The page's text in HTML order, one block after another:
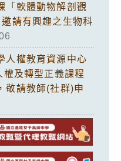
「軟體動物解剖觀
請有興趣之生物科
人權教育資源中心
及轉型正義課程
敬請教師(社群)申